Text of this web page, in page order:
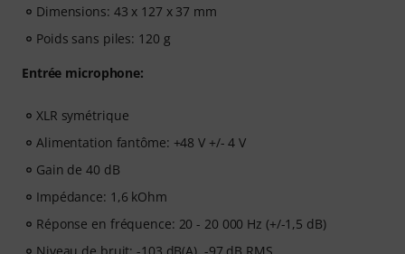
Dimensions: 43 x 127 x 37 mm
Poids sans piles: 120 g
Entrée microphone:
XLR symétrique
Alimentation fantôme: +48 V +/- 4 V
Gain de 40 dB
Impédance: 1,6 kOhm
Réponse en fréquence: 20 - 20 000 Hz (+/-1,5 dB)